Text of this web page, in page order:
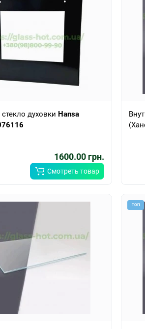
духовки Hansa
1600.00 грн.
Смотреть товар
ТОП